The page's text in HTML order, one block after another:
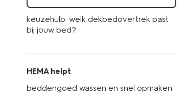
keuzehulp: welk dekbedovertrek past
bij jouw bed?
HEMA helpt
beddengoed wassen en snel opmaken